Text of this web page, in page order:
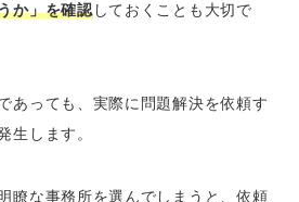
か」を確認しておくことも大切で
あっても、実際に問題解決を依頼す
生します。
瞭な事務所を選んでしまうと、 依頼